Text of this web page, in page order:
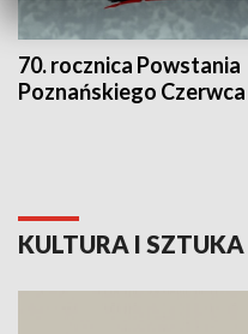
70. rocznica Powstania
Poznańskiego
KULTURA I SZTUKA